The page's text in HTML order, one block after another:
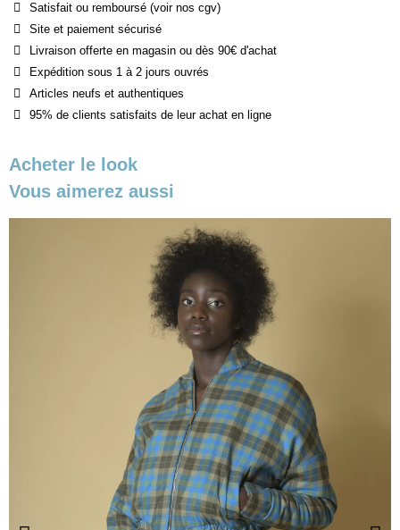
Satisfait ou remboursé (voir nos cgv)
Site et paiement sécurisé
Livraison offerte en magasin ou dès 90€ d'achat
Expédition sous 1 à 2 jours ouvrés
Articles neufs et authentiques
95% de clients satisfaits de leur achat en ligne
Acheter le look
Vous aimerez aussi